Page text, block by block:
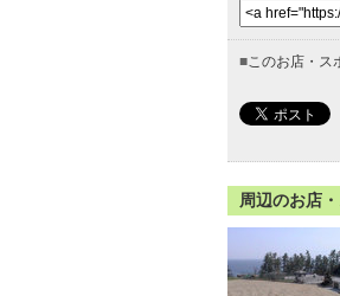
■このお店・ス
周辺のお店